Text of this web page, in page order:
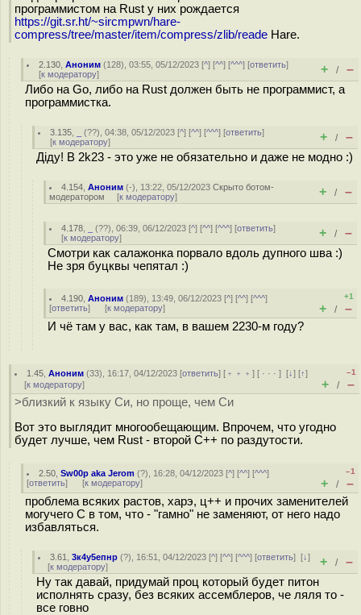
программистом на Rust у них рождается
https://git.sr.ht/~sircmpwn/hare-
compress/tree/master/item/compress/zlib/reade Hare.
2.130 ,Аноним (128), 03:55, 05/12/2023 [^] [^^] [^^^] [ответить]
[к модератору] + / –
Либо на Go, либо на Rust должен быть не программист, а
программистка.
3.135 (??), 04:38, 05/12/2023 [^] [^^] [^^^] [ответить]
[к модератору] + / –
Дiду! В 2k23 - это уже не обязательно и даже не модно :)
4.154 ,Аноним (-), 13:22, 05/12/2023Скрыто ботом-
модератором [к модератору] + / –
4.178 (??), 06:39, 06/12/2023 [^] [^^] [^^^] [ответить]
[к модератору] + / –
Смотри как салажонка порвало вдоль дупного шва :)
Не зря буцквы чепятал :)
4.190 ,Аноним (189), 13:49, 06/12/2023 [^] [^^] [^^^]
[ответить] [к модератору]
+1
+ / –
И чё там у вас, как там, в вашем 2230-м году?
1.45 ,Аноним (33), 16:17, 04/12/2023 [ответить] [ ﹢﹢﹢] [ · · ·][↓] [↑]
[к модератору]
–1
+ / –
>близкий к языку Си, но проще, чем Си
Вот это выглядит многообещающим. Впрочем, что угодно
будет лучше, чем Rust - второй С++ по раздутости.
2.50 ,Sw00p aka Jerom (?), 16:28, 04/12/2023 [^] [^^] [^^^]
[ответить] [к модератору]
–1
+ / –
проблема всяких растов, харэ, ц++ и прочих заменителей
могучего С в том, что - "гамно" не заменяют, от него надо
избавляться.
3.61 ,3к4у5епнр (?), 16:51, 04/12/2023 [^] [^^] [^^^] [ответить][↓]
[к модератору] + / –
Ну так давай, придумай проц который будет питон
исполнять сразу, без всяких ассемблеров, че ляля то -
все говно